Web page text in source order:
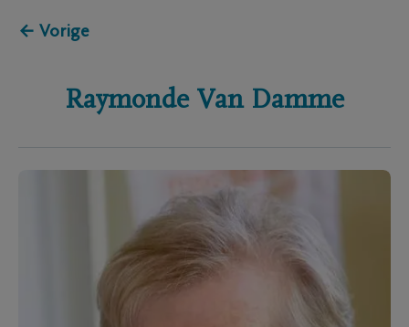
← Vorige
Raymonde Van Damme